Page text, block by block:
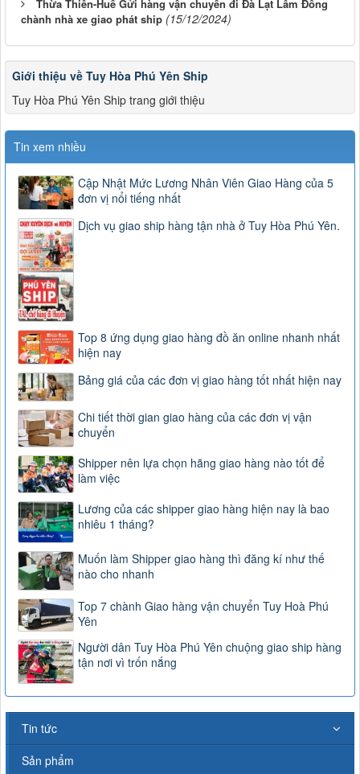
Thừa Thiên-Huế Gửi hàng vận chuyển đi Đà Lạt Lâm Đồng
chành nhà xe giao phát ship (15/12/2024)
Giới thiệu về Tuy Hòa Phú Yên Ship
Tuy Hòa Phú Yên Ship trang giới thiệu
Tin xem nhiều
Cập Nhật Mức Lương Nhân Viên Giao Hàng của 5
đơn vị nổi tiếng nhất
Dịch vụ giao ship hàng tận nhà ở Tuy Hòa Phú Yên.
Top 8 ứng dụng giao hàng đồ ăn online nhanh nhất
hiện nay
Bảng giá của các đơn vị giao hàng tốt nhất hiện nay
Chi tiết thời gian giao hàng của các đơn vị vận
chuyển
Shipper nên lựa chọn hãng giao hàng nào tốt để
làm việc
Lương của các shipper giao hàng hiện nay là bao
nhiêu 1 tháng?
Muốn làm Shipper giao hàng thì đăng kí như thế
nào cho nhanh
Top 7 chành Giao hàng vận chuyển Tuy Hoà Phú
Yên
Người dân Tuy Hòa Phú Yên chuộng giao ship hàng
tận nơi vì trốn nắng
Tin tức
Sản phẩm